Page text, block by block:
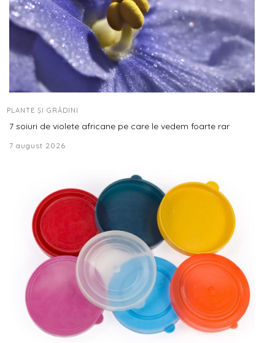
PLANTE ȘI GRĂDINI
7 soiuri de violete africane pe care le vedem foarte rar
7 august 2026